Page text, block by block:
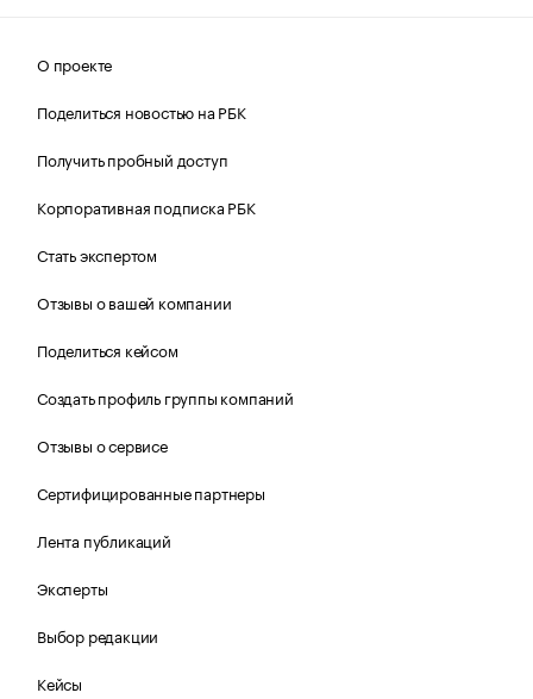
О проекте
Поделиться новостью на РБК
Получить пробный доступ
Корпоративная подписка РБК
Стать экспертом
Отзывы о вашей компании
Поделиться кейсом
Создать профиль группы компаний
Отзывы о сервисе
Сертифицированные партнеры
Лента публикаций
Эксперты
Выбор редакции
Кейсы